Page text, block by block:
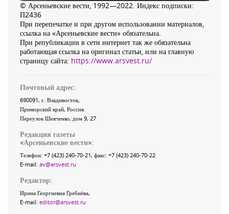
© Арсеньевские вести, 1992—2022. Индекс подписки:
П2436
При перепечатке и при другом использовании материалов,
ссылка на «Арсеньевские вести» обязательна.
При републикации в сети интернет так же обязательна
работающая ссылка на оригинал статьи, или на главную
страницу сайта: https://www.arsvest.ru/
Почтовый адрес:
690091, г. Владивосток,
Приморский край, Россия.
Переулок Шевченко, дом 9, 27
Редакция газеты
«Арсеньевские вести»:
Телефон: +7 (423) 240-70-21, факс: +7 (423) 240-70-22
E-mail: av@arsvest.ru
Редактор:
Ирина Георгиевна Гребнёва,
E-mail: editor@arsvest.ru